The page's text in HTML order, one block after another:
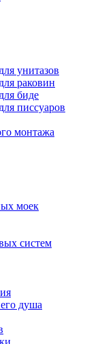
унитазов
раковин
биде
писсуаров
монтажа
моек
систем
душа